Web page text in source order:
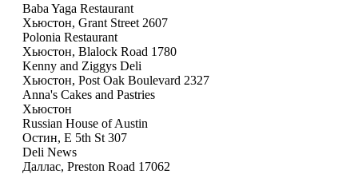
Baba Yaga Restaurant
Хьюстон, Grant Street 2607
Polonia Restaurant
Хьюстон, Blalock Road 1780
Kenny and Ziggys Deli
Хьюстон, Post Oak Boulevard 2327
Anna's Cakes and Pastries
Хьюстон
Russian House of Austin
Остин, E 5th St 307
Deli News
Даллас, Preston Road 17062